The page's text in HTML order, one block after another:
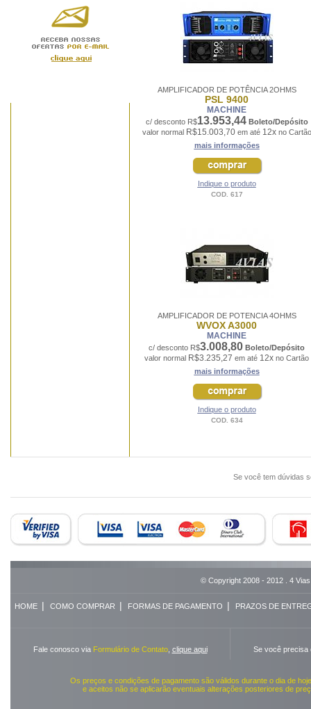
AMPLIFICADOR DE POTÊNCIA 2OHMS
PSL 9400
MACHINE
c/ desconto R$13.953,44 Boleto/Depósito
valor normal R$15.003,70em até 12xno Cartão
mais informações
Indique o produto
COD. 617
AMPLIFICADOR DE POTENCIA 4OHMS
WVOX A3000
MACHINE
c/ desconto R$3.008,80 Boleto/Depósito
valor normal R$3.235,27 em até 12x no Cartão
mais informações
Indique o produto
COD. 634
Se você tem dúvidas
© Copyright 2008 - 2012 . 4
HOME| COMO COMPRAR | FORMAS DE PAGAMENTO | PRAZOS DE
Fale conosco via Formulário de Contato, clique aqui Se você precisa
Os preços e condições de pagamento são válidos durante o dia de
e aceitos não se aplicarão eventuais alterações posteriores de